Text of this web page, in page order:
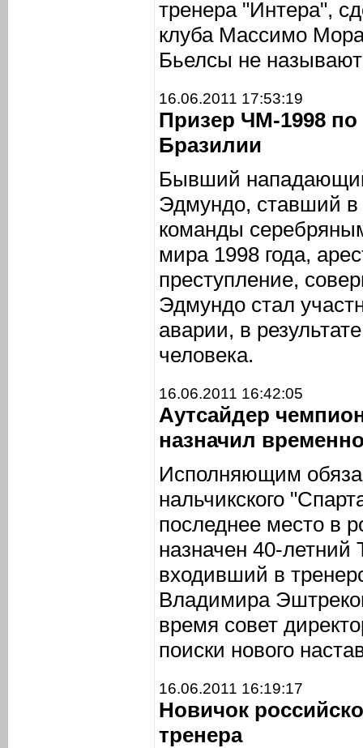
тренера "Интера",
клуба Массимо
Бьелсы не
16.06.2011 17:53:19
Призер ЧМ-1998
Бразилии
Бывший
Эдмундо, ставший в
команды
мира 1998 года,
преступление,
Эдмундо стал
аварии, в
человека.
16.06.2011 16:42:05
Аутсайдер
назначил
Исполняющим
нальчикского
последнее место в
назначен 40-
входивший в
Владимира
время совет
поиски нового
16.06.2011 16:19:17
Новичок
тренера